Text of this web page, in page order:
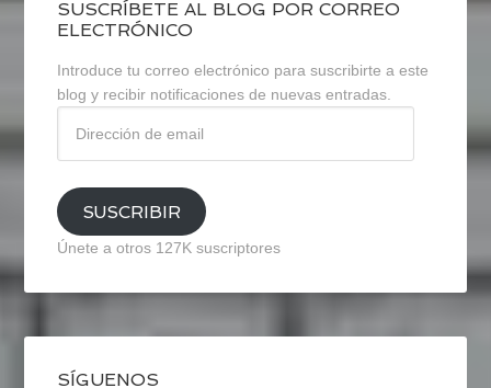
SUSCRÍBETE AL BLOG POR CORREO
ELECTRÓNICO
Introduce tu correo electrónico para suscribirte a este
blog y recibir notificaciones de nuevas entradas.
email
SUSCRIBIR
Únete a otros 127K suscriptores
SÍGUENOS